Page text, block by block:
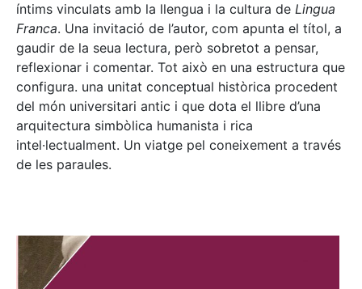
íntims vinculats amb la llengua i la cultura de Lingua
Franca. Una invitació de l’autor, com apunta el títol, a
gaudir de la seua lectura, però sobretot a pensar,
reflexionar i comentar. Tot això en una estructura que
configura. una unitat conceptual històrica procedent
del món universitari antic i que dota el llibre d’una
arquitectura simbòlica humanista i rica
intel·lectualment. Un viatge pel coneixement a través
de les paraules.